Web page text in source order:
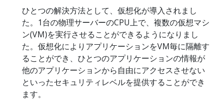
ひとつの解決方法として、仮想化が導入されまし
た。1台の物理サーバーのCPU上で、複数の仮想マシ
ン(VM)を実行させることができるようになりまし
た。仮想化によりアプリケーションをVM毎に隔離す
ることができ、ひとつのアプリケーションの情報が
他のアプリケーションから自由にアクセスさせない
といったセキュリティレベルを提供することができ
ます。